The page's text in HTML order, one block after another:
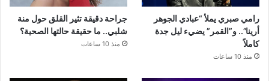
رامي صبري يملأ “عبادي الجوهر
أرينا”.. و”القمر” يضيء ليل جدة
كاملاً
منذ 10 ساعات
جراحة دقيقة تثير القلق حول منة
شلبي.. ما حقيقة حالتها الصحية؟
منذ 10 ساعات